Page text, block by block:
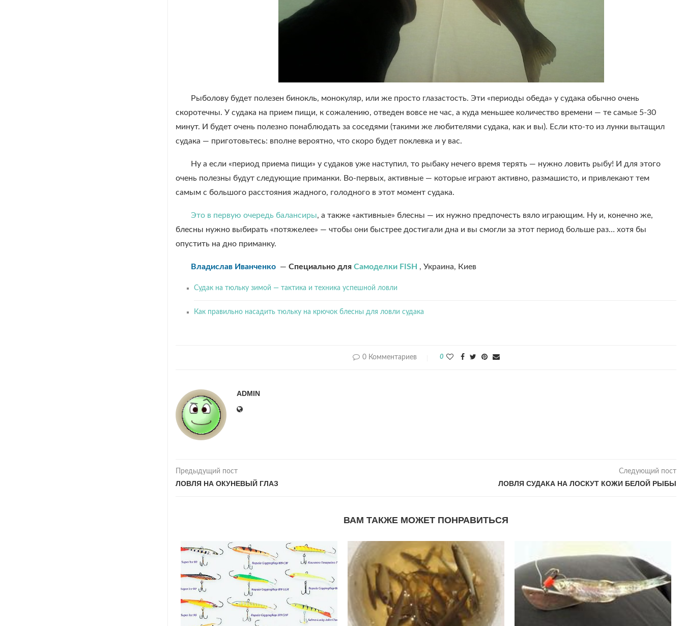
Рыболову будет полезен бинокль, монокуляр, или же просто глазастость. Эти «периоды обеда» у судака обычно очень
скоротечны. У судака на прием пищи, к сожалению, отведен вовсе не час, а куда меньшее количество времени — те самые 5-30
минут. И будет очень полезно понаблюдать за соседями (такими же любителями судака, как и вы). Если кто-то из лунки вытащил
судака — приготовьтесь: вполне вероятно, что скоро будет поклевка и у вас.
Ну а если «период приема пищи» у судаков уже наступил, то рыбаку нечего время терять — нужно ловить рыбу! И для этого
очень полезны будут следующие приманки. Во-первых, активные — которые играют активно, размашисто, и привлекают тем
самым с большого расстояния жадного, голодного в этот момент судака.
Это в первую очередь балансиры, а также «активные» блесны — их нужно предпочесть вяло играющим. Ну и, конечно же,
блесны нужно выбирать «потяжелее» — чтобы они быстрее достигали дна и вы смогли за этот период больше раз… хотя бы
опустить на дно приманку.
Владислав Иванченко — Специально для Самоделки FISH , Украина, Киев
Судак на тюльку зимой — тактика и техника успешной ловли
Как правильно насадить тюльку на крючок блесны для ловли судака
0 Комментариев 0
ADMIN
Предыдущий пост
ЛОВЛЯ НА ОКУНЕВЫЙ ГЛАЗ
Следующий пост
ЛОВЛЯ СУДАКА НА ЛОСКУТ КОЖИ БЕЛОЙ РЫБЫ
ВАМ ТАКЖЕ МОЖЕТ ПОНРАВИТЬСЯ